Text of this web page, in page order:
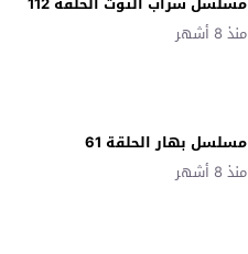
منذ 8 أشهر
مسلسل بهار الحلقة 61
منذ 8 أشهر